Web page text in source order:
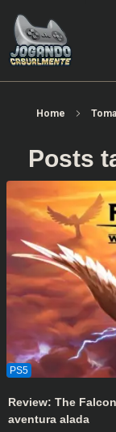
Home
Posts
Review: The
aventura alada